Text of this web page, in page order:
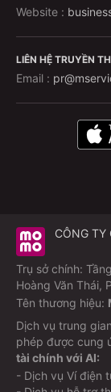
Website :
LIÊN HỆ TRUYỀN
Email :
CÔNG TY
Trụ sở chính:
Hoàng Văn Thái,
Tên thương hiệu:
Dịch vụ trung
phép được cung
tài chính với AI:
- Dịch vụ Ví điện